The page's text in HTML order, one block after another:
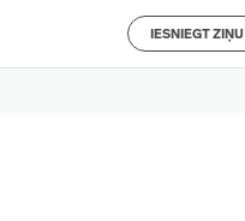
IESNIEGT ZIŅU